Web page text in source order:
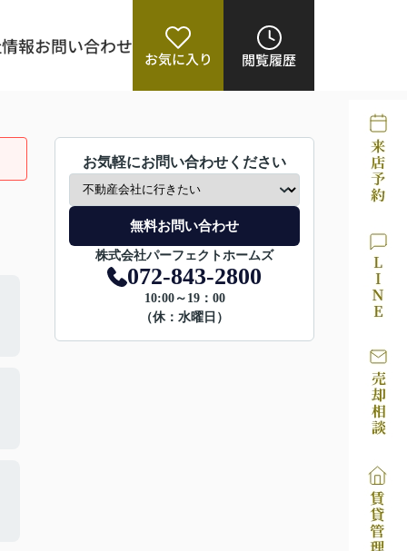
報お問い合わせ
お気に入り 閲覧履歴
お気軽にお問い合わせください
無料お問い合わせ
株式会社パーフェクトホームズ
072-843-2800
10:00～19：00
（休：水曜日）